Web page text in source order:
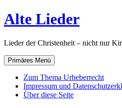
Zum
Inhalt
Alte Lieder
Lieder der Christenheit – nicht nur
Primäres Menü
Zum Thema Urheberrecht
Impressum und
Über diese Seite